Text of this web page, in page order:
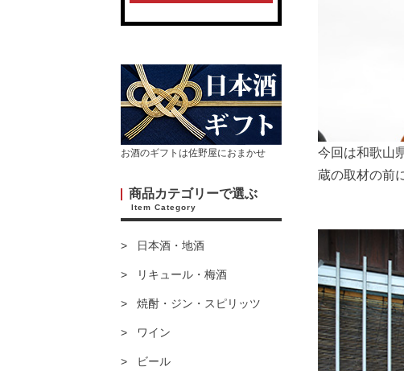
お酒のギフトは佐野屋におまかせ
商品カテゴリーで選ぶ
Item Category
日本酒・地酒
リキュール・梅酒
焼酎・ジン・スピリッツ
ワイン
ビール
今回は和歌山
蔵の取材の前